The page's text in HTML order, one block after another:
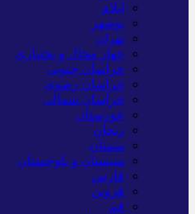
ایلام
بوشهر
تهران
چهار محال و بختیاری
خراسان جنوبی
خراسان رضوی
خراسان شمالی
خوزستان
زنجان
سمنان
سیستان و بلوچستان
فارس
قزوین
قم